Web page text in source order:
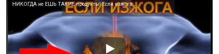
НИКОГДА не ЕШЬ ТАКИЕ продукты! Если изжога…